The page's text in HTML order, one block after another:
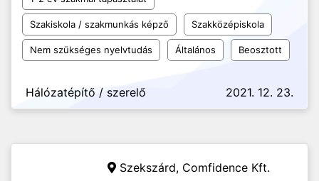
Szakiskola / szakmunkás képző Szakközépiskola
Nem szükséges nyelvtudás Általános Beosztott
Hálózatépítő / szerelő 2021. 12. 23.
Szekszárd, Comfidence Kft.